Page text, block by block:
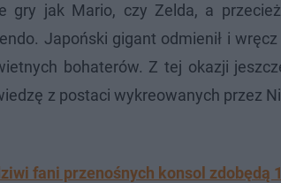
gry jak Mario, czy Zelda, a
Japoński gigant odmienił i wręcz
bohaterów. Z tej okazji
z postaci wykreowanych przez
fani przenośnych konsol zdobędą